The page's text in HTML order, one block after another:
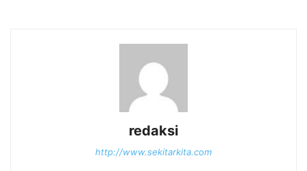
redaksi
http://www.sekitarkita.com